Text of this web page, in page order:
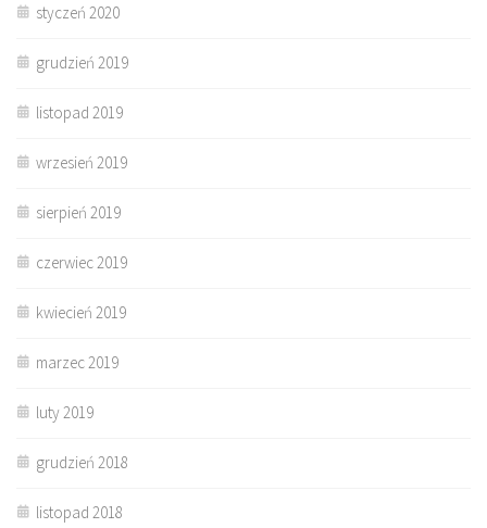
styczeń 2020
grudzień 2019
listopad 2019
wrzesień 2019
sierpień 2019
czerwiec 2019
kwiecień 2019
marzec 2019
luty 2019
grudzień 2018
listopad 2018